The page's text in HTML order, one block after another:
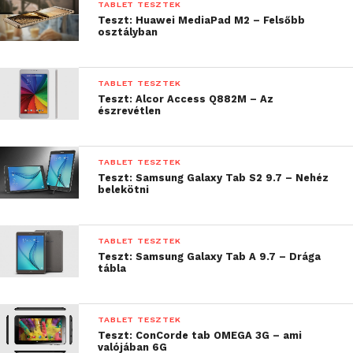
hangszóróknál tűnik fel. Azt azért picit sajnáltam,
hogy pont az egyébként teljesen sík hátlapra került
TABLET TESZTEK
Teszt: Huawei MediaPad M2 – Felsőbb
osztályban
TABLET TESZTEK
Teszt: Alcor Access Q882M – Az
észrevétlen
TABLET TESZTEK
Teszt: Samsung Galaxy Tab S2 9.7 – Nehéz
belekötni
TABLET TESZTEK
Teszt: Samsung Galaxy Tab A 9.7 – Drága
tábla
TABLET TESZTEK
Teszt: ConCorde tab OMEGA 3G – ami
valójában 6G